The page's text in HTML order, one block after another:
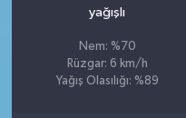
yağışlı
Nem: %70
Rüzgar: 6 km/h
Yağış Olasılığı: %89